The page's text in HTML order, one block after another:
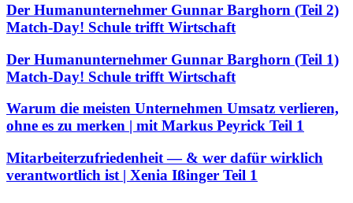
Der Humanunternehmer Gunnar Barghorn (Teil 2)
Match-Day! Schule trifft Wirtschaft
Der Humanunternehmer Gunnar Barghorn (Teil 1)
Match-Day! Schule trifft Wirtschaft
Warum die meisten Unternehmen Umsatz verlieren,
ohne es zu merken | mit Markus Peyrick Teil 1
Mitarbeiterzufriedenheit — & wer dafür wirklich
verantwortlich ist | Xenia Ißinger Teil 1